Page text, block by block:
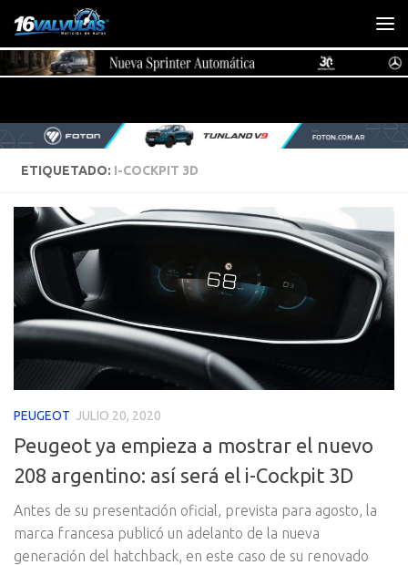
Saltar al contenido
ETIQUETADO: I-COCKPIT 3D
PEUGEOT JULIO 20, 2020
Peugeot ya empieza a mostrar el nuevo
208 argentino: así será el i-Cockpit 3D
Antes de su presentación oficial, prevista para agosto, la
marca francesa publicó un adelanto de la nueva
generación del hatchback, en este caso de su renovado